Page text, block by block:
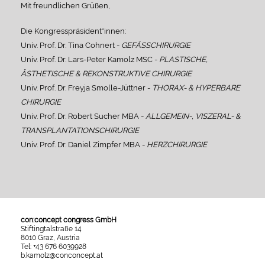
Mit freundlichen Grüßen,
Die Kongresspräsident*innen:
Univ. Prof. Dr. Tina Cohnert - GEFÄSSCHIRURGIE
Univ. Prof. Dr. Lars-Peter Kamolz MSC - PLASTISCHE,
ÄSTHETISCHE & REKONSTRUKTIVE CHIRURGIE
Univ. Prof. Dr. Freyja Smolle-Jüttner - THORAX- & HYPERBARE
CHIRURGIE
Univ. Prof. Dr. Robert Sucher MBA - ALLGEMEIN-, VISZERAL- &
TRANSPLANTATIONSCHIRURGIE
Univ. Prof. Dr. Daniel Zimpfer MBA - HERZCHIRURGIE
con:concept congress GmbH
Stiftingtalstraße 14
8010 Graz, Austria
Tel: +43 676 6039928
b.kamolz@conconcept.at